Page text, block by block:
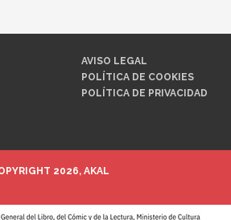
AVISO LEGAL
POLÍTICA DE COOKIES
POLÍTICA DE PRIVACIDAD
2026, AKAL